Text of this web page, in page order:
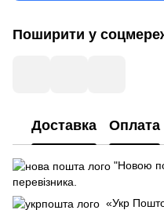
Поширити у
Доставка Оплата
"Новою
перевізника.
«Укр